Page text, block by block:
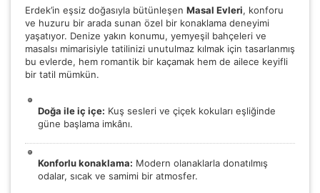
Erdek’in eşsiz doğasıyla bütünleşen Masal Evleri, konforu
ve huzuru bir arada sunan özel bir konaklama deneyimi
yaşatıyor. Denize yakın konumu, yemyeşil bahçeleri ve
masalsı mimarisiyle tatilinizi unutulmaz kılmak için tasarlanmış
bu evlerde, hem romantik bir kaçamak hem de ailece keyifli
bir tatil mümkün.
Doğa ile iç içe: Kuş sesleri ve çiçek kokuları eşliğinde
güne başlama imkânı.
Konforlu konaklama: Modern olanaklarla donatılmış
odalar, sıcak ve samimi bir atmosfer.